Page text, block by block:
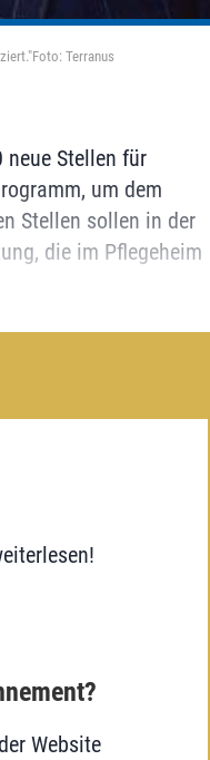
Terranus
neue Stellen für
um dem
Stellen sollen in der
die im Pflegeheim
Website